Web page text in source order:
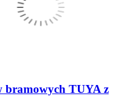
bramowych TUYA z